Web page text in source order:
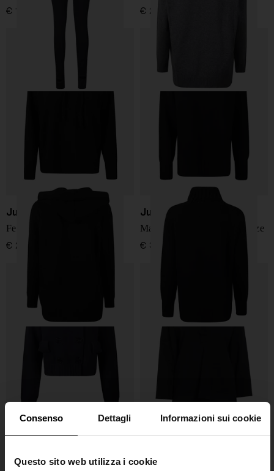
Consenso Dettagli Informazioni sui cookie
Questo sito web utilizza i cookie
€ 100,00 € 245,00
Jucca
Felpa
€ 245,00
Jucca
Maglione a collo alto oversize
€ 300,00
Maglione simile a giacca Giacca Kintted